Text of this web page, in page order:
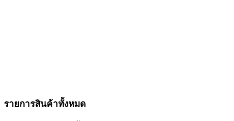
รายการสินค้าทั้งหมด